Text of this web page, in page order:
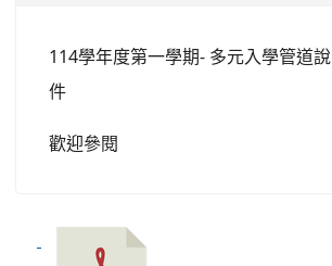
114學年度第一學期- 多元入學管道
件
歡迎參閱